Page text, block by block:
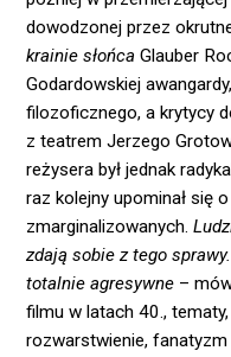
dowodzonej przez
krainie słońca Glauber
Godardowskiej
filozoficznego, a krytycy
z teatrem Jerzego
reżysera był jednak
raz kolejny upominał się
zmarginalizowanych.
zdają sobie z tego
totalnie agresywne –
filmu w latach 40.,
rozwarstwienie,